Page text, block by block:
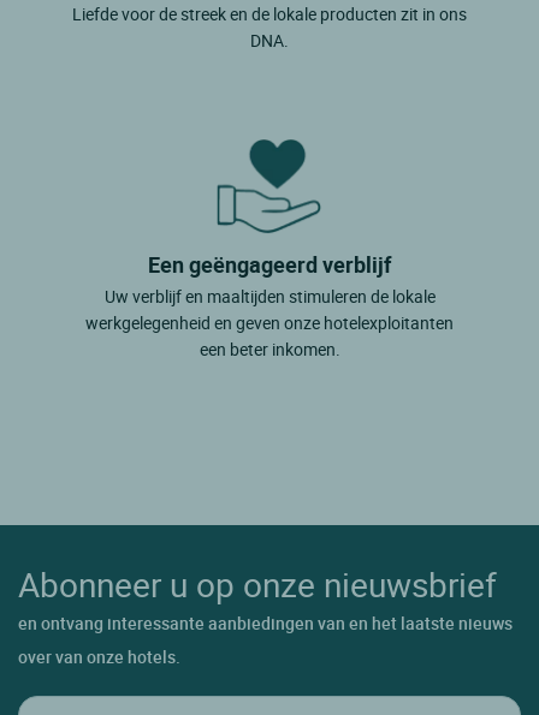
Liefde voor de streek en de lokale producten zit in ons
DNA.
Een geëngageerd verblijf
Uw verblijf en maaltijden stimuleren de lokale
werkgelegenheid en geven onze hotelexploitanten
een beter inkomen.
Abonneer u op onze nieuwsbrief
en ontvang interessante aanbiedingen van en het laatste nieuws
over van onze hotels.